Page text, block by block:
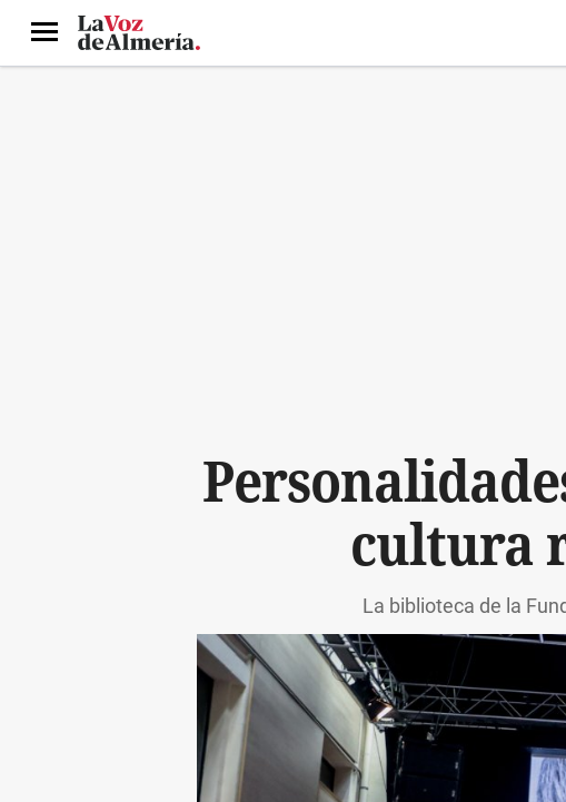
Menú
cultura
La biblioteca de la